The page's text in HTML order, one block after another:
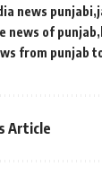
news punjabi
news of punjab
from punjab
Article